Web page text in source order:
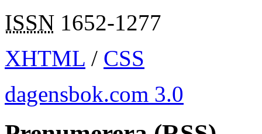
ISSN 1652-1277
XHTML / CSS
dagensbok.com 3.0